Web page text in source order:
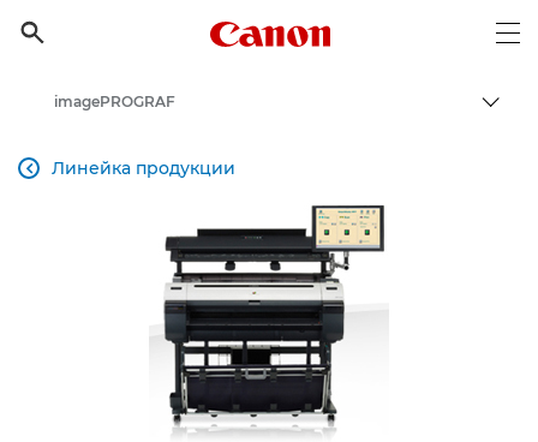

Canon Logo, back to
Поддержка продукции для бизнеса
imagePROGRAF
Линейка продукции
